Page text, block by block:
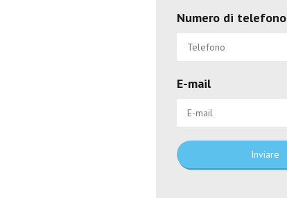
Numero di telefono
E-mail
Inviare